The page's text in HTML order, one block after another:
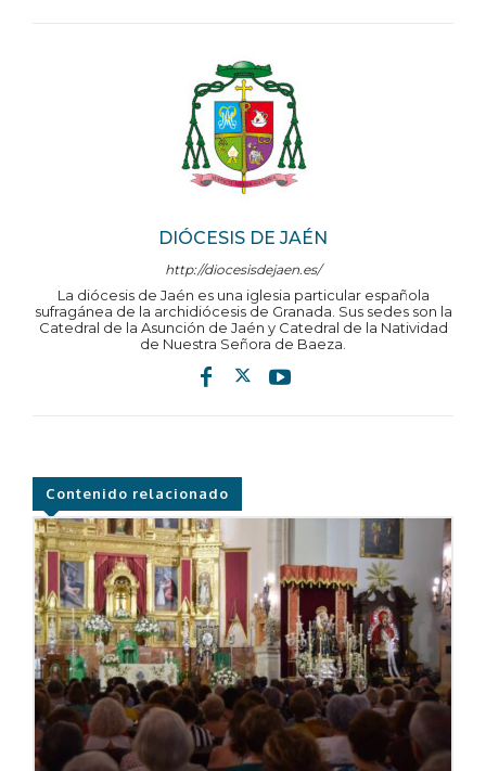
DIÓCESIS DE JAÉN
http://diocesisdejaen.es/
La diócesis de Jaén es una iglesia particular española
sufragánea de la archidiócesis de Granada. Sus sedes son la
Catedral de la Asunción de Jaén y Catedral de la Natividad
de Nuestra Señora de Baeza.
Contenido relacionado